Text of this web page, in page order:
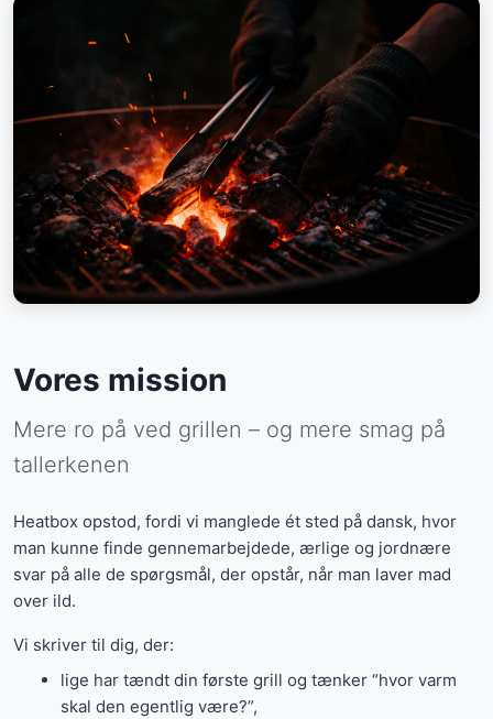
Vores mission
Mere ro på ved grillen – og mere smag på
tallerkenen
Heatbox opstod, fordi vi manglede ét sted på dansk, hvor
man kunne finde gennemarbejdede, ærlige og jordnære
svar på alle de spørgsmål, der opstår, når man laver mad
over ild.
Vi skriver til dig, der:
lige har tændt din første grill og tænker “hvor varm
skal den egentlig være?”,